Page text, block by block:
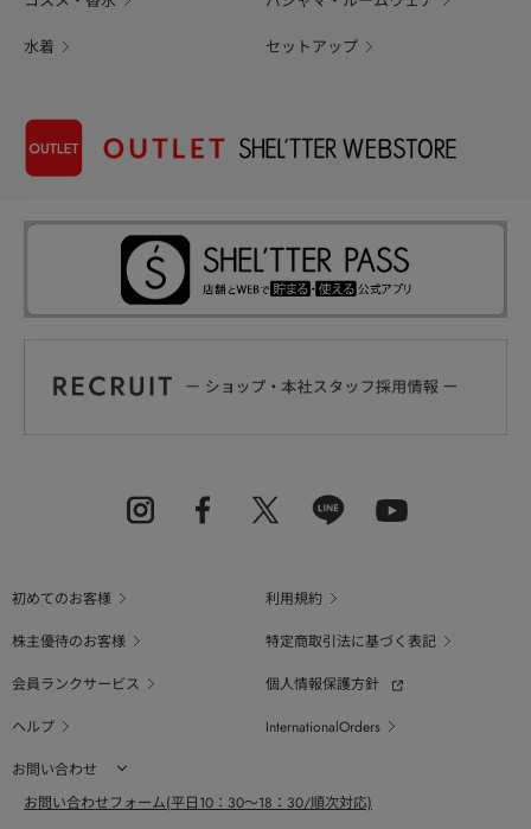
水着 セットアップ
初めてのお客様
利用規約
株主優待のお客様
特定商取引法に基づく表記
会員ランクサービス
個人情報保護方針
ヘルプ
InternationalOrders
お問い合わせ
お問い合わせフォーム(平日10：30～18：30/順次対応)